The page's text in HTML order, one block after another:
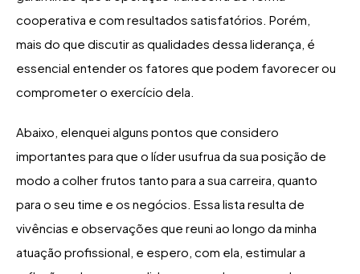
cooperativa e com resultados satisfatórios. Porém,
mais do que discutir as qualidades dessa liderança, é
essencial entender os fatores que podem favorecer ou
comprometer o exercício dela.
Abaixo, elenquei alguns pontos que considero
importantes para que o líder usufrua da sua posição de
modo a colher frutos tanto para a sua carreira, quanto
para o seu time e os negócios. Essa lista resulta de
vivências e observações que reuni ao longo da minha
atuação profissional, e espero, com ela, estimular a